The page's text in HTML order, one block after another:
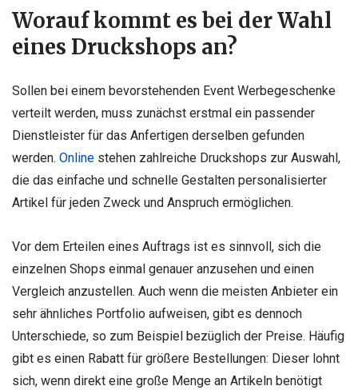
Worauf kommt es bei der Wahl
eines Druckshops an?
Sollen bei einem bevorstehenden Event Werbegeschenke
verteilt werden, muss zunächst erstmal ein passender
Dienstleister für das Anfertigen derselben gefunden
werden. Online stehen zahlreiche Druckshops zur Auswahl,
die das einfache und schnelle Gestalten personalisierter
Artikel für jeden Zweck und Anspruch ermöglichen.
Vor dem Erteilen eines Auftrags ist es sinnvoll, sich die
einzelnen Shops einmal genauer anzusehen und einen
Vergleich anzustellen. Auch wenn die meisten Anbieter ein
sehr ähnliches Portfolio aufweisen, gibt es dennoch
Unterschiede, so zum Beispiel bezüglich der Preise. Häufig
gibt es einen Rabatt für größere Bestellungen: Dieser lohnt
sich, wenn direkt eine große Menge an Artikeln benötigt